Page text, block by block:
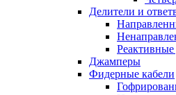
Делители и
Реактивные
Джамперы
Фидерные кабели